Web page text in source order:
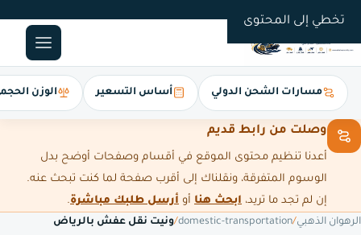
تخطي إلى المحتوى
مسارات الشحن الدولي أساس التسعير الوزن
وصلت من رابط قديم
أعدنا تنظيم محتوى الموقع في أقسام وصفحات أوضح بدل
الوسوم المتفرقة، ونقلناك إلى أقرب صفحة لما كنت تبحث عنه.
إن لم تجد ما تريد، ابحث هنا أو أرسل طلبك مباشرة.
الرهوان الذهبي/
domestic-transportation
/ونيت نقل عفش بالرياض